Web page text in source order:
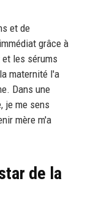
et de
grâce à
les sérums
maternité l'a
Dans une
je me sens
mère m'a
de la